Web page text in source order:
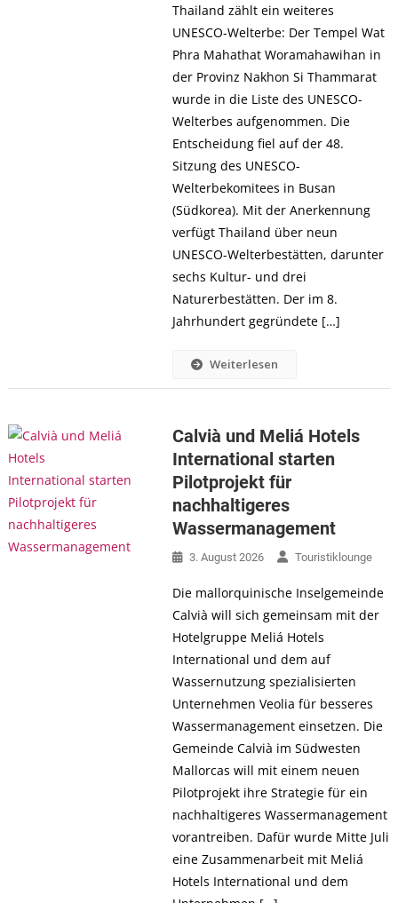
Thailand zählt ein weiteres
UNESCO-Welterbe: Der Tempel Wat
Phra Mahathat Woramahawihan in
der Provinz Nakhon Si Thammarat
wurde in die Liste des UNESCO-
Welterbes aufgenommen. Die
Entscheidung fiel auf der 48.
Sitzung des UNESCO-
Welterbekomitees in Busan
(Südkorea). Mit der Anerkennung
verfügt Thailand über neun
UNESCO-Welterbestätten, darunter
sechs Kultur- und drei
Naturerbestätten. Der im 8.
Jahrhundert gegründete […]
Weiterlesen
Calvià und Meliá Hotels
International starten
Pilotprojekt für
nachhaltigeres
Wassermanagement
3. August 2026 Touristiklounge
Die mallorquinische Inselgemeinde
Calvià will sich gemeinsam mit der
Hotelgruppe Meliá Hotels
International und dem auf
Wassernutzung spezialisierten
Unternehmen Veolia für besseres
Wassermanagement einsetzen. Die
Gemeinde Calvià im Südwesten
Mallorcas will mit einem neuen
Pilotprojekt ihre Strategie für ein
nachhaltigeres Wassermanagement
vorantreiben. Dafür wurde Mitte Juli
eine Zusammenarbeit mit Meliá
Hotels International und dem